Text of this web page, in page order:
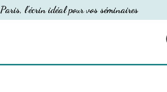
Paris, l'écrin idéal pour vos séminaires